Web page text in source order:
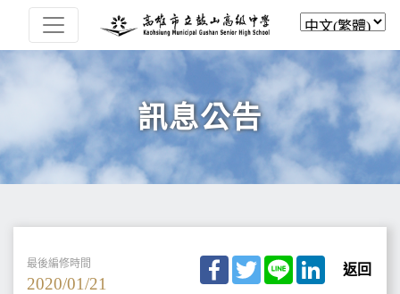
訊息公告
最後編修時間
2020/01/21
Facebook
TwitterLine LinkedIn
返回